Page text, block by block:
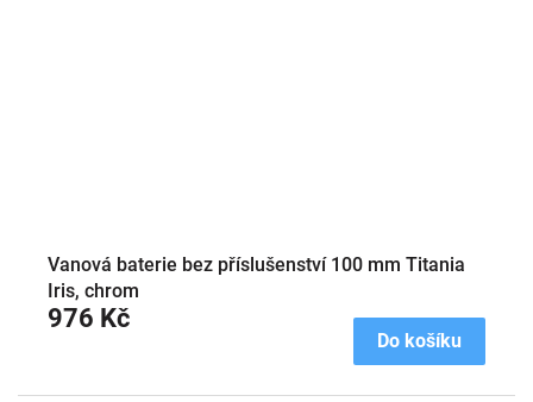
Vanová baterie bez příslušenství 100 mm Titania
Iris, chrom
976 Kč
Do košíku